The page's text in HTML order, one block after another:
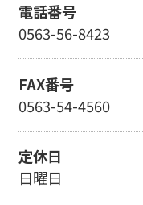
電話番号
0563-56-8423
FAX番号
0563-54-4560
定休日
日曜日